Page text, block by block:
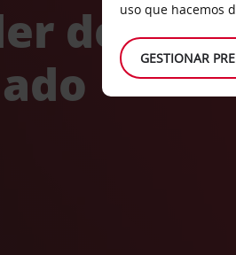
de uso que hacemos
GESTIONAR